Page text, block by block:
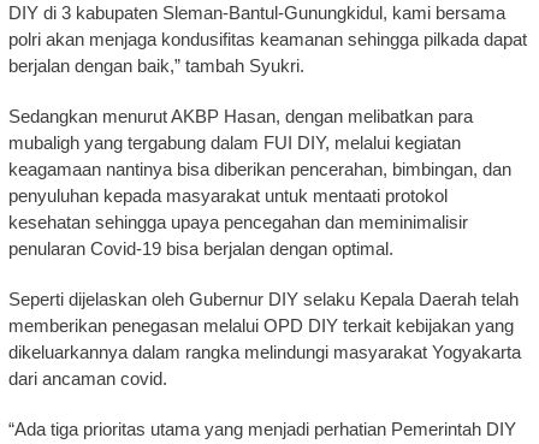
DIY di 3 kabupaten Sleman-Bantul-Gunungkidul, kami bersama
polri akan menjaga kondusifitas keamanan sehingga pilkada dapat
berjalan dengan baik,” tambah Syukri.
Sedangkan menurut AKBP Hasan, dengan melibatkan para
mubaligh yang tergabung dalam FUI DIY, melalui kegiatan
keagamaan nantinya bisa diberikan pencerahan, bimbingan, dan
penyuluhan kepada masyarakat untuk mentaati protokol
kesehatan sehingga upaya pencegahan dan meminimalisir
penularan Covid-19 bisa berjalan dengan optimal.
Seperti dijelaskan oleh Gubernur DIY selaku Kepala Daerah telah
memberikan penegasan melalui OPD DIY terkait kebijakan yang
dikeluarkannya dalam rangka melindungi masyarakat Yogyakarta
dari ancaman covid.
“Ada tiga prioritas utama yang menjadi perhatian Pemerintah DIY